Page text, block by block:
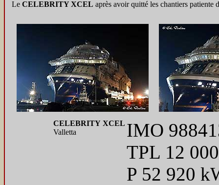
Le CELEBRITY XCEL après avoir quitté les chantiers patiente
CELEBRITY XCEL
Valletta
IMO
TPL 12
P 52 920